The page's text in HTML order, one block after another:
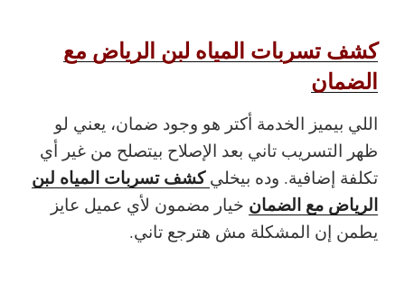
كشف تسربات المياه لبن الرياض مع
الضمان
اللي بيميز الخدمة أكتر هو وجود ضمان، يعني لو
ظهر التسريب تاني بعد الإصلاح بيتصلح من غير أي
تكلفة إضافية. وده بيخلي كشف تسربات المياه لبن
الرياض مع الضمان خيار مضمون لأي عميل عايز
يطمن إن المشكلة مش هترجع تاني.